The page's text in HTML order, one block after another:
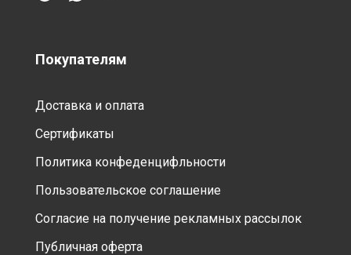
Покупателям
Доставка и оплата
Сертификаты
Политика конфеденцифльности
Пользовательское соглашение
Согласие на получение рекламных рассылок
Публичная оферта